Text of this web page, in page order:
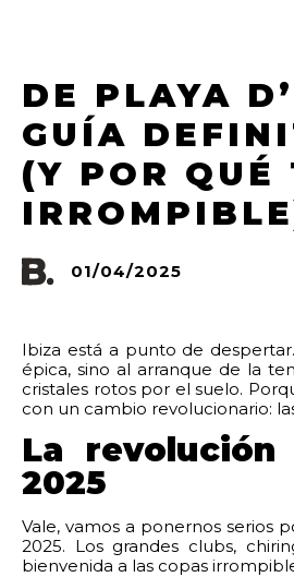
DE PLAYA
GUÍA
(Y POR QUÉ
01/04/2025
Ibiza está a punto de
épica, sino al arranque de la
cristales rotos por el suelo.
con un cambio revolucionario:
La
2025
Vale, vamos a ponernos serios
2025. Los grandes clubs,
bienvenida a las copas